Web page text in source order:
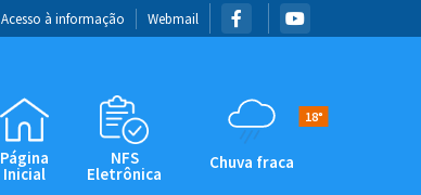
Acesso à informação Webmail
Página
Inicial
NFS
Eletrônica
18°
Chuva fraca